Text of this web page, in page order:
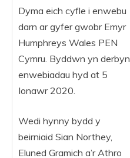
Dyma eich cyfle i enwebu
darn ar gyfer gwobr Emyr
Humphreys Wales PEN
Cymru. Byddwn yn derbyn
enwebiadau hyd at 5
Ionawr 2020.
Wedi hynny bydd y
beirniaid Sian Northey,
Eluned Gramich a’r Athro